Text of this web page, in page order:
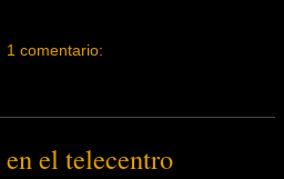
1 comentario:
el telecentro